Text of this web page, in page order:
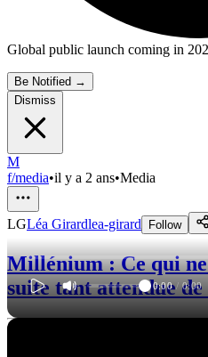
Global public launch coming in
Be Notified →
Dismiss
M
f/media•il y a 2 ans•Media
LGLéa Girardlea-girard Follow
Millénium : Ce qui
suite tant attendue de
0:00 / 0:00
"Millénium: Ce qui